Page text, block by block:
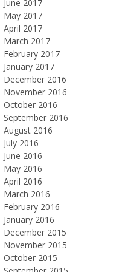
June 2017
May 2017
April 2017
March 2017
February 2017
January 2017
December 2016
November 2016
October 2016
September 2016
August 2016
July 2016
June 2016
May 2016
April 2016
March 2016
February 2016
January 2016
December 2015
November 2015
October 2015